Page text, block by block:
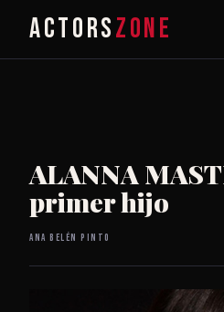
ACTORSZONE
ALANNA
primer hijo
Ana Belén Pinto